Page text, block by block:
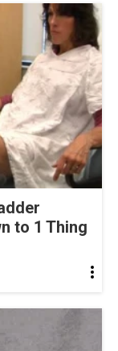
to 1 Thing